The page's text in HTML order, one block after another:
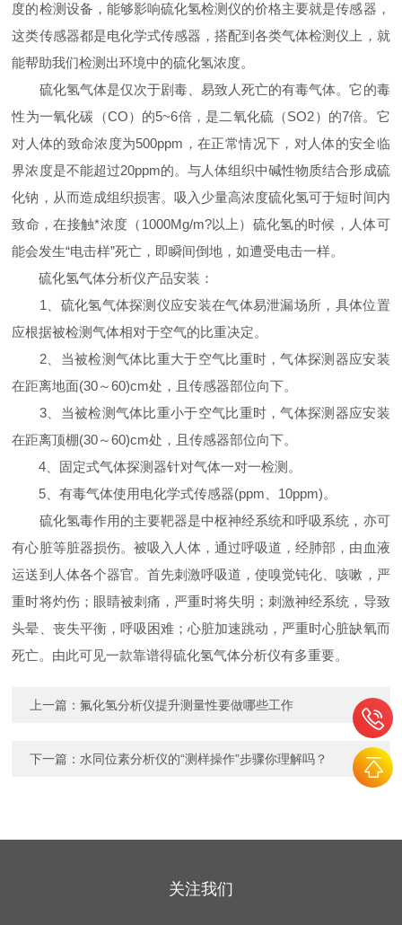
度的检测设备，能够影响硫化氢检测仪的价格主要就是传感器，
这类传感器都是电化学式传感器，搭配到各类气体检测仪上，就
能帮助我们检测出环境中的硫化氢浓度。
硫化氢气体是仅次于剧毒、易致人死亡的有毒气体。它的毒
性为一氧化碳（CO）的5~6倍，是二氧化硫（SO2）的7倍。它
对人体的致命浓度为500ppm，在正常情况下，对人体的安全临
界浓度是不能超过20ppm的。与人体组织中碱性物质结合形成硫
化钠，从而造成组织损害。吸入少量高浓度硫化氢可于短时间内
致命，在接触*浓度（1000Mg/m?以上）硫化氢的时候，人体可
能会发生“电击样”死亡，即瞬间倒地，如遭受电击一样。
硫化氢气体分析仪产品安装：
1、硫化氢气体探测仪应安装在气体易泄漏场所，具体位置
应根据被检测气体相对于空气的比重决定。
2、当被检测气体比重大于空气比重时，气体探测器应安装
在距离地面(30～60)cm处，且传感器部位向下。
3、当被检测气体比重小于空气比重时，气体探测器应安装
在距离顶棚(30～60)cm处，且传感器部位向下。
4、固定式气体探测器针对气体一对一检测。
5、有毒气体使用电化学式传感器(ppm、10ppm)。
硫化氢毒作用的主要靶器是中枢神经系统和呼吸系统，亦可
有心脏等脏器损伤。被吸入人体，通过呼吸道，经肺部，由血液
运送到人体各个器官。首先刺激呼吸道，使嗅觉钝化、咳嗽，严
重时将灼伤；眼睛被刺痛，严重时将失明；刺激神经系统，导致
头晕、丧失平衡，呼吸困难；心脏加速跳动，严重时心脏缺氧而
死亡。由此可见一款靠谱得硫化氢气体分析仪有多重要。
上一篇：氟化氢分析仪提升测量性要做哪些工作
下一篇： 水同位素分析仪的“测样操作”步骤你理解吗？
关注我们